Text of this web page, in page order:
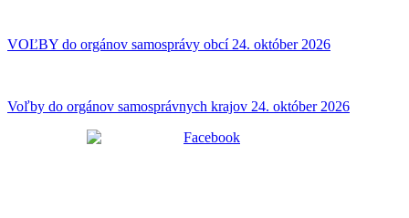
VOĽBY do orgánov samosprávy obcí 24. október 2026
Voľby do orgánov samosprávnych krajov 24. október 2026